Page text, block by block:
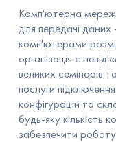
Комп'ютерна
для передачі
комп'ютерами
організація є
великих семінарів
послуги
конфігурацій та
будь-яку кількість
забезпечити